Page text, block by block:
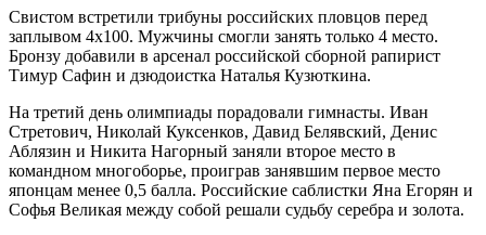
Свистом встретили трибуны российских пловцов перед
заплывом 4х100. Мужчины смогли занять только 4 место.
Бронзу добавили в арсенал российской сборной рапирист
Тимур Сафин и дзюдоистка Наталья Кузюткина.
На третий день олимпиады порадовали гимнасты. Иван
Стретович, Николай Куксенков, Давид Белявский, Денис
Аблязин и Никита Нагорный заняли второе место в
командном многоборье, проиграв занявшим первое место
японцам менее 0,5 балла. Российские саблистки Яна Егорян и
Софья Великая между собой решали судьбу серебра и золота.